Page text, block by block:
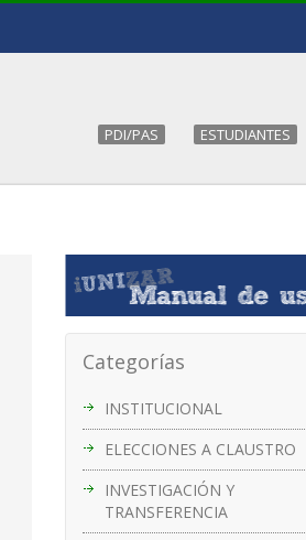
PDI/PAS ESTUDIANTES
Categorías
INSTITUCIONAL
ELECCIONES A CLAUSTRO
INVESTIGACIÓN Y
TRANSFERENCIA